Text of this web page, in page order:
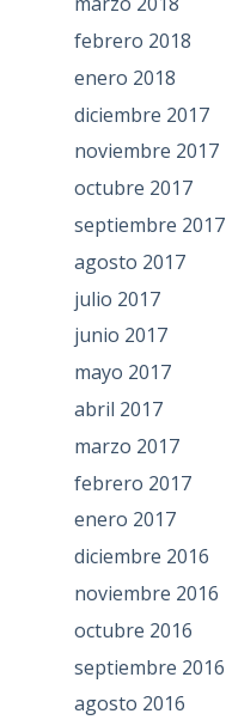
febrero 2018
enero 2018
diciembre 2017
noviembre 2017
octubre 2017
septiembre 2017
agosto 2017
julio 2017
junio 2017
mayo 2017
abril 2017
marzo 2017
febrero 2017
enero 2017
diciembre 2016
noviembre 2016
octubre 2016
septiembre 2016
agosto 2016